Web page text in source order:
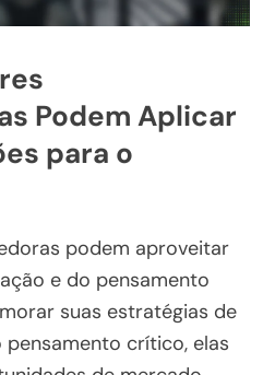
Podem Aplicar
para o
podem aproveitar
e do pensamento
suas estratégias de
crítico, elas